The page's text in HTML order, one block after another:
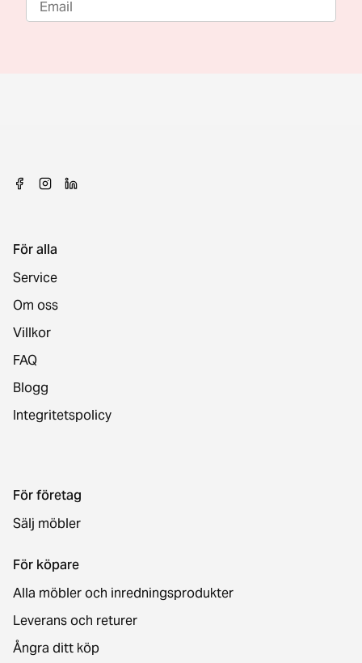
För alla
Service
Om oss
Villkor
FAQ
Blogg
Integritetspolicy
För företag
Sälj möbler
För köpare
Alla möbler och inredningsprodukter
Leverans och returer
Ångra ditt köp